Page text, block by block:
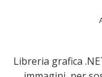
Libreria grafica